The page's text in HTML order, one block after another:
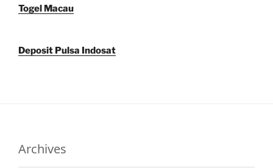
Togel Macau
Deposit Pulsa Indosat
Archives